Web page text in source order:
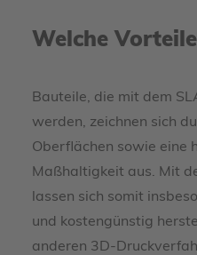
Welche
Bauteile, die mit dem
werden, zeichnen sich
Oberflächen sowie eine
Maßhaltigkeit aus. Mit
lassen sich somit
und kostengünstig
anderen 3D-